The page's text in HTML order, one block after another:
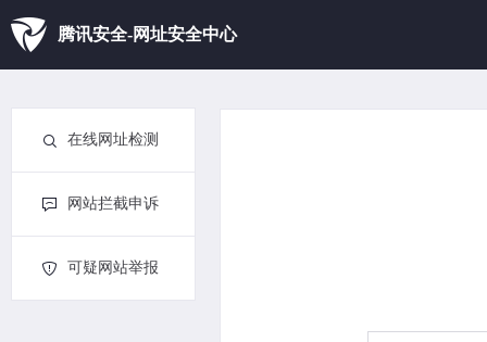
腾讯安全-网址安全中心
在线网址检测
网站拦截申诉
可疑网站举报